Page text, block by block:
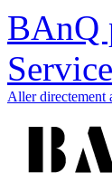
BAnQ
Aller directement